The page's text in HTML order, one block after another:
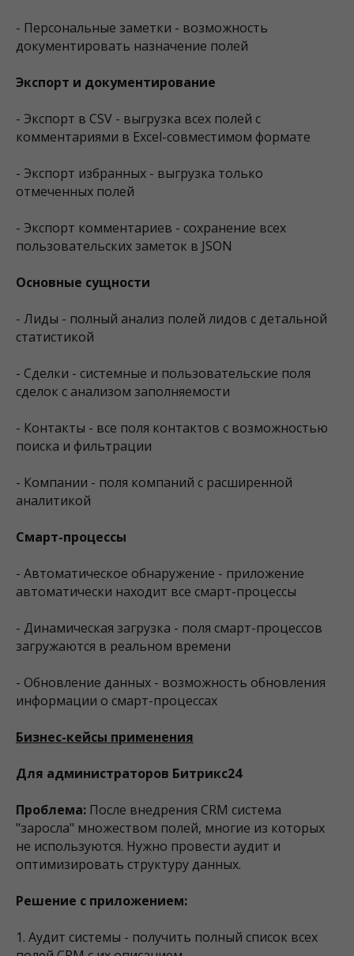
- Персональные заметки - возможность
документировать назначение полей
Экспорт и документирование
- Экспорт в CSV - выгрузка всех полей с
комментариями в Excel-совместимом формате
- Экспорт избранных - выгрузка только
отмеченных полей
- Экспорт комментариев - сохранение всех
пользовательских заметок в JSON
Основные сущности
- Лиды - полный анализ полей лидов с детальной
статистикой
- Сделки - системные и пользовательские поля
сделок с анализом заполняемости
- Контакты - все поля контактов с возможностью
поиска и фильтрации
- Компании - поля компаний с расширенной
аналитикой
Смарт-процессы
- Автоматическое обнаружение - приложение
автоматически находит все смарт-процессы
- Динамическая загрузка - поля смарт-процессов
загружаются в реальном времени
- Обновление данных - возможность обновления
информации о смарт-процессах
Бизнес-кейсы применения
Для администраторов Битрикс24
Проблема: После внедрения CRM система
"заросла" множеством полей, многие из которых
не используются. Нужно провести аудит и
оптимизировать структуру данных.
Решение с приложением:
1. Аудит системы - получить полный список всех